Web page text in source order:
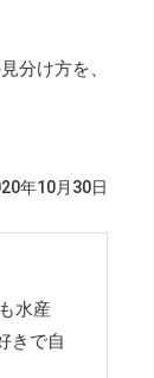
分け方を、
年10月30日
水産
きで自